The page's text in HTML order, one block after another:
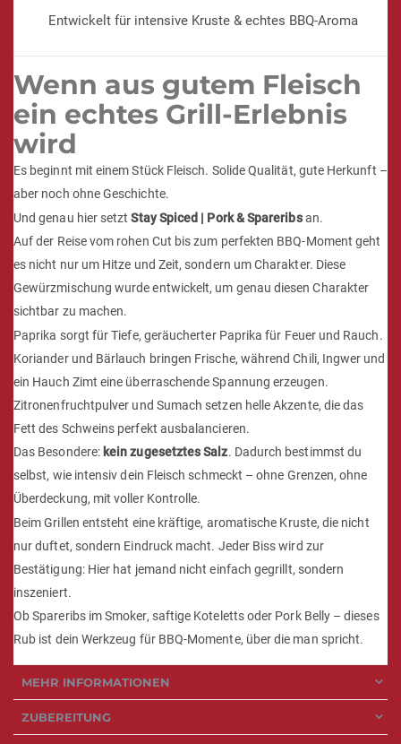
Entwickelt für intensive Kruste & echtes BBQ-Aroma
Wenn aus gutem Fleisch
ein echtes Grill-Erlebnis
wird
Es beginnt mit einem Stück Fleisch. Solide Qualität, gute Herkunft –
aber noch ohne Geschichte.
Und genau hier setztStay Spiced | Pork & Spareribsan.
Auf der Reise vom rohen Cut bis zum perfekten BBQ-Moment geht
es nicht nur um Hitze und Zeit, sondern um Charakter. Diese
Gewürzmischung wurde entwickelt, um genau diesen Charakter
sichtbar zu machen.
Paprika sorgt für Tiefe, geräucherter Paprika für Feuer und Rauch.
Koriander und Bärlauch bringen Frische, während Chili, Ingwer und
ein Hauch Zimt eine überraschende Spannung erzeugen.
Zitronenfruchtpulver und Sumach setzen helle Akzente, die das
Fett des Schweins perfekt ausbalancieren.
Das Besondere: kein zugesetztes Salz. Dadurch bestimmst du
selbst, wie intensiv dein Fleisch schmeckt – ohne Grenzen, ohne
Überdeckung, mit voller Kontrolle.
Beim Grillen entsteht eine kräftige, aromatische Kruste, die nicht
nur duftet, sondern Eindruck macht. Jeder Biss wird zur
Bestätigung: Hier hat jemand nicht einfach gegrillt, sondern
inszeniert.
Ob Spareribs im Smoker, saftige Koteletts oder Pork Belly – dieses
Rub ist dein Werkzeug für BBQ-Momente, über die man spricht.
MEHR INFORMATIONEN
ZUBEREITUNG